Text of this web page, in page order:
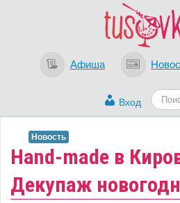
Афиша
Вход
Hand-made в
Декупаж
Новость